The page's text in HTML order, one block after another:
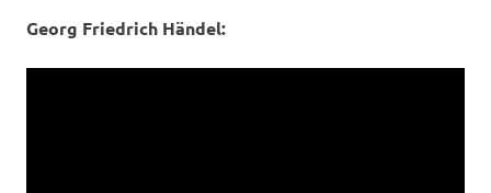
Georg Friedrich Händel: